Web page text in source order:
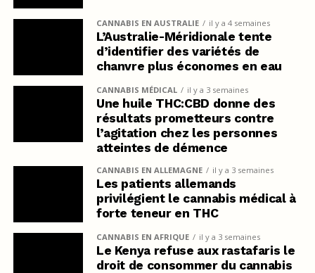
CANNABIS EN AUSTRALIE il y a 4 semaines
L’Australie-Méridionale tente
d’identifier des variétés de
chanvre plus économes en eau
CANNABIS MÉDICAL il y a 3 semaines
Une huile THC:CBD donne des
résultats prometteurs contre
l’agitation chez les personnes
atteintes de démence
CANNABIS EN ALLEMAGNE il y a 3 semaines
Les patients allemands
privilégient le cannabis médical à
forte teneur en THC
CANNABIS EN AFRIQUE il y a 3 semaines
Le Kenya refuse aux rastafaris le
droit de consommer du cannabis